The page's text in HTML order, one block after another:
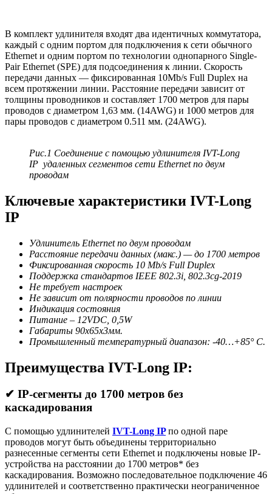
В комплект удлинителя входят два идентичных коммутатора,
каждый с одним портом для подключения к сети обычного
Ethernet и одним портом по технологии однопарного Single-
Pair Ethernet (SPE) для подсоединения к линии. Скорость
передачи данных — фиксированная 10Mb/s Full Duplex на
всем протяжении линии. Расстояние передачи зависит от
толщины проводников и составляет 1700 метров для пары
проводов с диаметром 1,63 мм. (14AWG) и 1000 метров для
пары проводов с диаметром 0.511 мм. (24AWG).
Рис.1 Соединение с помощью удлинителя IVT-Long
IP удаленных сегментов сети Ethernet по двум
проводам
Ключевые характеристики IVT-Long
IP
Удлинитель Ethernetпо двум проводам
Расстояние передачи данных (макс.) — до 1700 метров
Фиксированная скорость 10 Mb/s Full Duplex
Поддержка стандартов IEEE 802.3i , 802.3cg-2019
Не требует настроек
Не зависит от полярности проводов по линии
Индикация состояния
Питание – 12VDC , 0,5W
Габариты 90х65х3мм.
Промышленный температурный диапазон: -40…+85° C.
Преимущества IVT-Long IP:
✔ IP-сегменты до 1700 метров без
каскадирования
С помощью удлинителей IVT-Long IP по одной паре
проводов могут быть объединены территориально
разнесенные сегменты сети Ethernet и подключены новые IP-
устройства на расстоянии до 1700 метров* без
каскадирования. Возможно последовательное подключение 46
удлинителей и соответственно практически неограниченное